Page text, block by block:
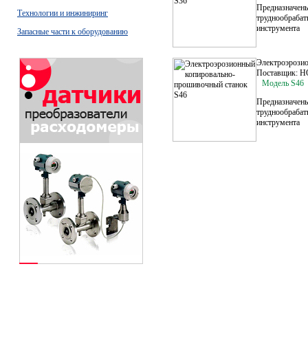
Технологии и инжиниринг
Запасные части к оборудованию
инструмента
Поставщик:
Модель S46
инструмента